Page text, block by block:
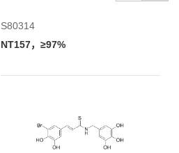
S80314
NT157，≥97%